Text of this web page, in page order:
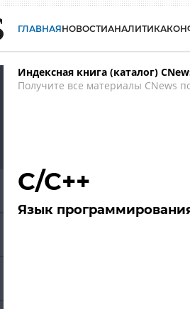
ГЛАВНАЯНОВОСТИАНАЛИТИКА
Индексная книга (каталог)
Получите все материалы CNews
C/C++
Язык